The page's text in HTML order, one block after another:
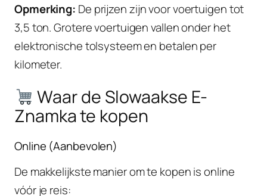
Opmerking: De prijzen zijn voor voertuigen tot
3,5 ton. Grotere voertuigen vallen onder het
elektronische tolsysteem en betalen per
kilometer.
Waar de Slowaakse E-
Znamka te kopen
Online (Aanbevolen)
De makkelijkste manier om te kopen is online
vóór je reis: